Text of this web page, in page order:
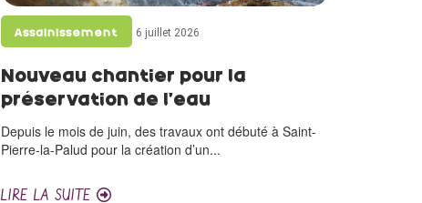
Assainissement 6 juillet 2026
Nouveau chantier pour la
préservation de l’eau
Depuis le mois de juin, des travaux ont débuté à Saint-
Pierre-la-Palud pour la création d’un...
LIRE LA SUITE